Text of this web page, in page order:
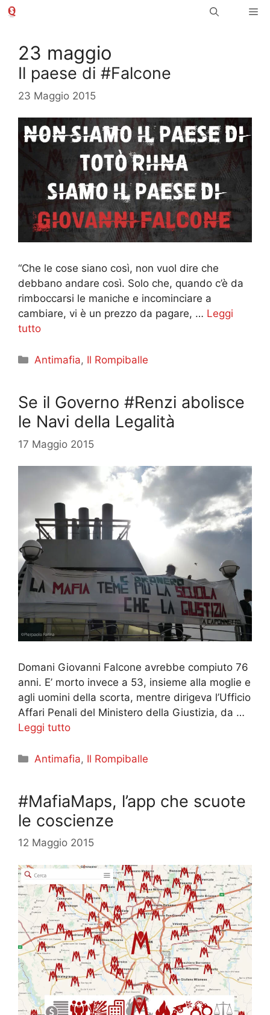
Vai
23 maggio
Il paese di #Falcone
23 Maggio 2015
“Che le cose siano così, non vuol dire che
debbano andare così. Solo che, quando c’è da
rimboccarsi le maniche e incominciare a
cambiare, vi è un prezzo da pagare, … Leggi
tutto
Categorie
Antimafia, Il Rompiballe
Se il Governo #Renzi abolisce
le Navi della Legalità
17 Maggio 2015
Domani Giovanni Falcone avrebbe compiuto 76
anni. E’ morto invece a 53, insieme alla moglie e
agli uomini della scorta, mentre dirigeva l’Ufficio
Affari Penali del Ministero della Giustizia, da …
Leggi tutto
Categorie
Antimafia, Il Rompiballe
#MafiaMaps, l’app che scuote
le coscienze
12 Maggio 2015